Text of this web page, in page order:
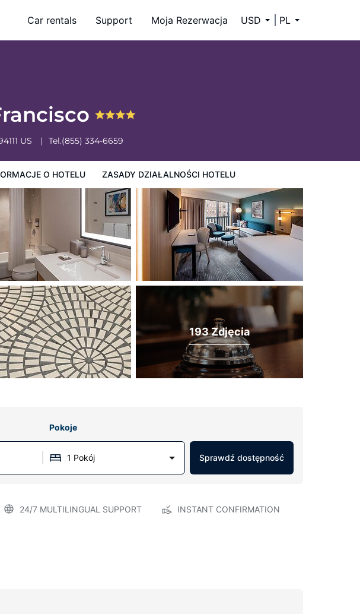
Car rentals Support Moja Rezerwacja USD PL
US Tel.(855) 334-6659
O HOTELU ZASADY DZIAŁALNOŚCI HOTELU
hotelu
193 Zdjęcia
Pokoje
1 Pokój Sprawdź dostępność
24/7 MULTILINGUAL SUPPORT INSTANT CONFIRMATION